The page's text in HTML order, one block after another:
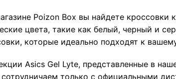
Poizon Box вы найдете
цвета, такие как белый, черный и
которые идеально подходят к
Asics Gel Lyte, представленные в
только с официальными